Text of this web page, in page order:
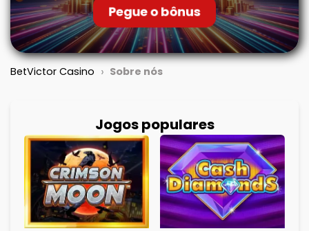
Pegue o bônus
BetVictor Casino › Sobre nós
Jogos populares